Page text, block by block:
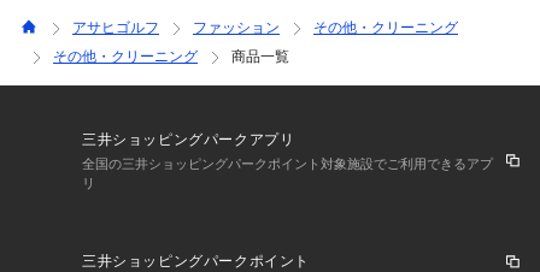
アサヒゴルフ ファッション
その他・クリーニング
その他・クリーニング
商品一覧
三井ショッピングパークアプリ
全国の三井ショッピングパークポイント対象施設でご利用できるアプ
リ
三井ショッピングパークポイント